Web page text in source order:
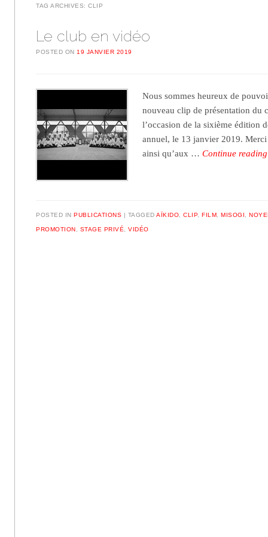
TAG ARCHIVES:CLIP
Le club en vidéo
POSTED ON19 JANVIER 2019
Nous sommes heureux de
nouveau clip de présentation du
l’occasion de la sixième édition
annuel, le 13 janvier 2019. Merci
ainsi qu’aux …Continue
POSTED INPUBLICATIONS TAGGEDAÏKIDO ,CLIP,FILM ,MISOGI ,
PROMOTION STAGE PRIVÉ ,VIDÉO